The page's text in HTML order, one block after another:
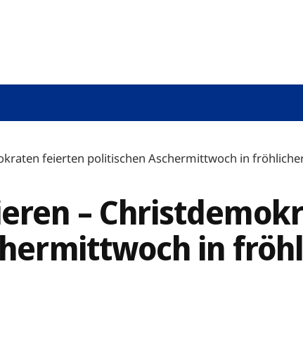
feierten politischen Aschermittwoch in
–
in